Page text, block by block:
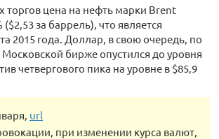
торгов цена на нефть марки Brent
за баррель), что является
2015 года. Доллар, в свою очередь, по
Московской бирже опустился до уровня
четвергового пика на уровне в $85,9
url
при изменении курса валют,